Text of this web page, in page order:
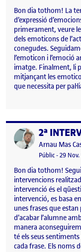
Bon dia tothom! La
d’expressió
primerament, veure
dels emoticons de
conegudes.
l’emoticon i l’emoció
imatge. Finalment, li
mitjançant les
que necessita per
Publicat per
Publicat per
Arnau Mas
Visibilitat:
Públic-Data
29
Bon dia tothom!
intervencions
intervenció és el
intervenció, es basa
unes frases que estan
d’acabar l’alumne
manera
té els seus
cada frase. Els noms